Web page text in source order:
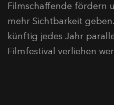
Filmschaffende fördern
mehr Sichtbarkeit
künftig jedes Jahr
Filmfestival verliehen